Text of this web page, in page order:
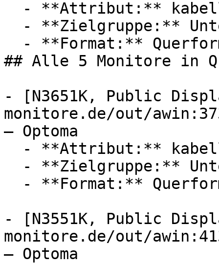
## Alle 5 Monitore in
- [N3651K, Public
monitore.de/out/
— Optoma
- [N3551K, Public
monitore.de/out/
— Optoma